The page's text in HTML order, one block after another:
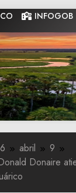
INFOGOB
de
abril
9
Donaire